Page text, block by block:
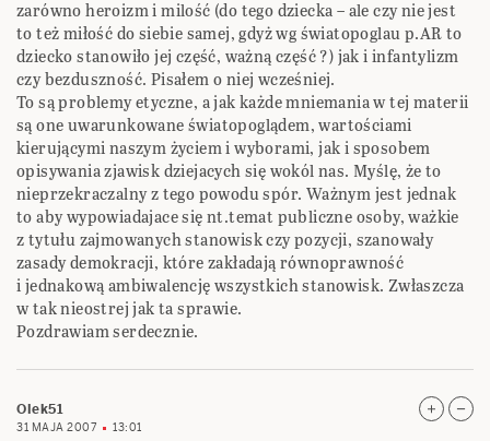
zarówno heroizm i milość (do tego dziecka – ale czy nie jest
to też miłość do siebie samej, gdyż wg światopoglau p.AR to
dziecko stanowiło jej część, ważną część ?) jak i infantylizm
czy bezduszność. Pisałem o niej wcześniej.
To są problemy etyczne, a jak każde mniemania w tej materii
są one uwarunkowane światopoglądem, wartościami
kierującymi naszym życiem i wyborami, jak i sposobem
opisywania zjawisk dziejacych się wokól nas. Myślę, że to
nieprzekraczalny z tego powodu spór. Ważnym jest jednak
to aby wypowiadajace się nt.temat publiczne osoby, ważkie
z tytułu zajmowanych stanowisk czy pozycji, szanowały
zasady demokracji, które zakładają równoprawność
i jednakową ambiwalencję wszystkich stanowisk. Zwłaszcza
w tak nieostrej jak ta sprawie.
Pozdrawiam serdecznie.
Olek51
31 MAJA 2007 13:01